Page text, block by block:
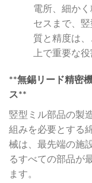
電所、細か
セスまで、
質と精度は
上で重要な役
**無錫リード精密
ス**
竪型ミル部品の製
組みを必要とする
械は、最先端の施
るすべての部品が
ます。